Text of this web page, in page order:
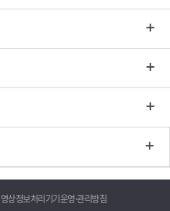
영상정보처리기기운영·관리방침